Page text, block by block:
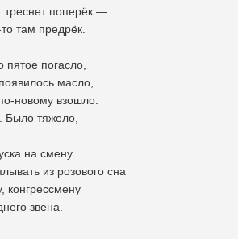
поперёк —
там предрёк.
пятое погасло,
масло,
новому взошло.
Было тяжело,
на смену
из розового сна
конгрессмену
звена.